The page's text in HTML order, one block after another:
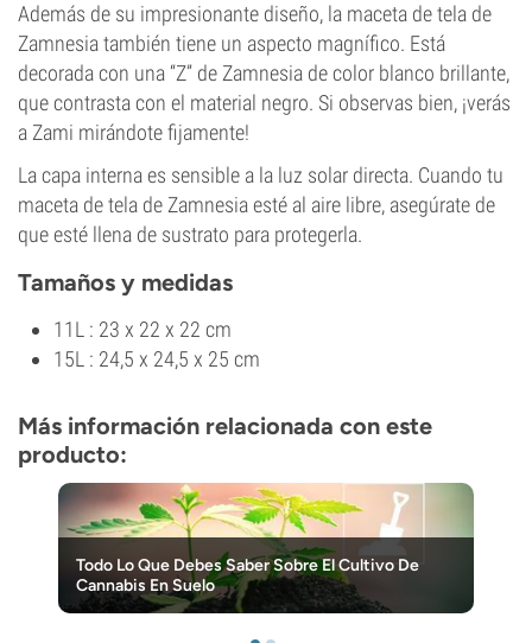
Además de su impresionante diseño, la maceta de tela de
Zamnesia también tiene un aspecto magnífico. Está
decorada con una “Z” de Zamnesia de color blanco brillante,
que contrasta con el material negro. Si observas bien, ¡verás
a Zami mirándote fijamente!
La capa interna es sensible a la luz solar directa. Cuando tu
maceta de tela de Zamnesia esté al aire libre, asegúrate de
que esté llena de sustrato para protegerla.
Tamaños y medidas
11L : 23 x 22 x 22 cm
15L : 24,5 x 24,5 x 25 cm
Más información relacionada con este
producto:
Todo Lo Que Debes Saber Sobre El Cultivo De
Cannabis En Suelo